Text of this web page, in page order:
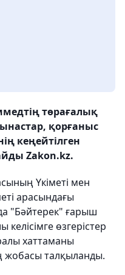
төрағалық
қорғаныс
кеңейтілген
Zakon.kz.
Үкіметі мен
арасындағы
"Бәйтерек" ғарыш
өзгерістер
хаттаманы
жобасы талқыланды.